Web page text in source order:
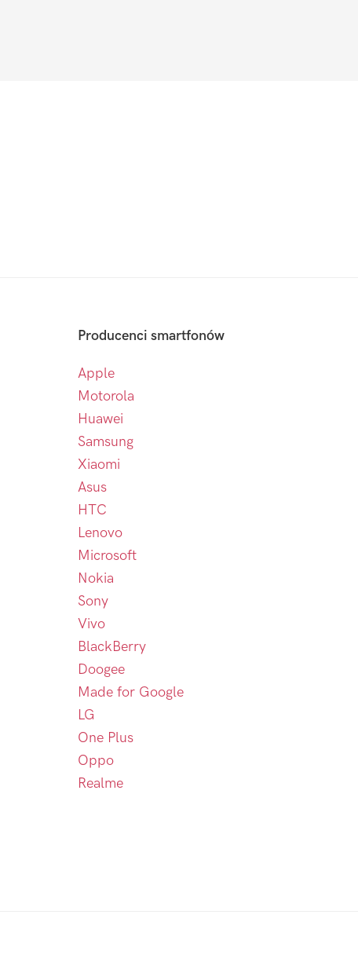
Producenci smartfonów
Apple
Motorola
Huawei
Samsung
Xiaomi
Asus
HTC
Lenovo
Microsoft
Nokia
Sony
Vivo
BlackBerry
Doogee
Made for Google
LG
One Plus
Oppo
Realme